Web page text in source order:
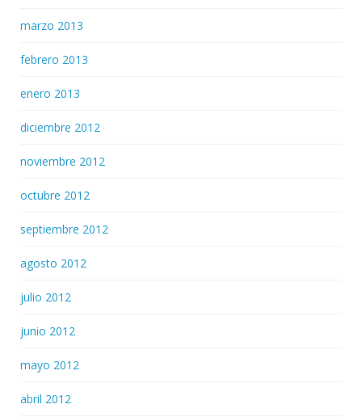
marzo 2013
febrero 2013
enero 2013
diciembre 2012
noviembre 2012
octubre 2012
septiembre 2012
agosto 2012
julio 2012
junio 2012
mayo 2012
abril 2012